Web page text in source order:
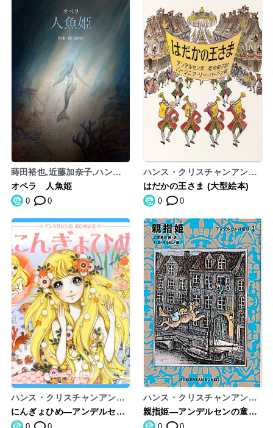
蒔田裕也,近藤加奈子,ハン
ス・クリスチャンアンデルセ
ン
オペラ 人魚姫
0 0
ハンス・クリスチャンアンデ
ルセン
はだかの王さま (大型絵本)
0 0
ハンス・クリスチャンアンデ
ルセン,八百板洋子
にんぎょひめ―アンデルセン
のおひめさま
ハンス・クリスチャンアンデ
ルセン,イブ・スパングオルセ
ン,HansChristianAndersen,
親指姫―アンデルセンの童話
〈1〉 (福音館文庫 物語)